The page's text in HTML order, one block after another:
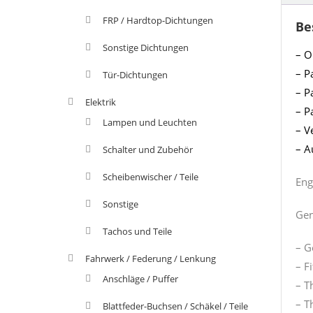
–
–
–
–
–
–
–
–
–
–
FRP / Hardtop-Dichtungen
Sonstige Dichtungen
Tür-Dichtungen
Elektrik
Lampen und Leuchten
Schalter und Zubehör
Scheibenwischer / Teile
Sonstige
Tachos und Teile
Fahrwerk / Federung / Lenkung
Anschläge / Puffer
Blattfeder-Buchsen / Schäkel / Teile